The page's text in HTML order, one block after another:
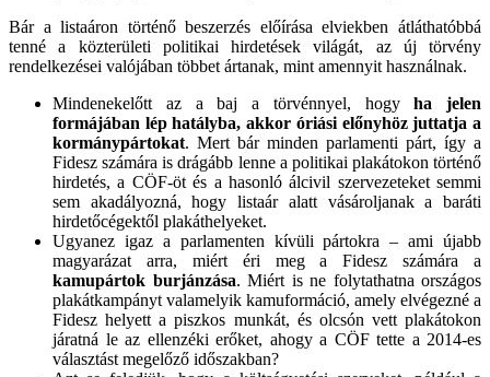
Bár a listaáron történő beszerzés előírása elviekben átláthatóbbá
tenné a közterületi politikai hirdetések világát, az új törvény
rendelkezései valójában többet ártanak, mint amennyit használnak.
Mindenekelőtt az a baj a törvénnyel, hogyha jelen
formájában lép hatályba, akkor óriási előnyhöz juttatja a
kormánypártokat. Mert bár minden parlamenti párt, így a
Fidesz számára is drágább lenne a politikai plakátokon történő
hirdetés, a CÖF-öt és a hasonló álcivil szervezeteket semmi
sem akadályozná, hogy listaár alatt vásároljanak a baráti
hirdetőcégektől plakáthelyeket.
Ugyanez igaz a parlamenten kívüli pártokra – ami újabb
magyarázat arra, miért éri meg a Fidesz számára a
kamupártok burjánzása. Miért is ne folytathatna országos
plakátkampányt valamelyik kamuformáció, amely elvégezné a
Fidesz helyett a piszkos munkát, és olcsón vett plakátokon
járatná le az ellenzéki erőket, ahogy a CÖF tette a 2014-es
választást megelőző időszakban?